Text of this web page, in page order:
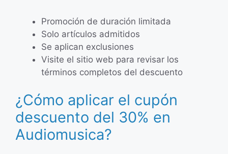
Promoción de duración limitada
Solo artículos admitidos
Se aplican exclusiones
Visite el sitio web para revisar los
términos completos del descuento
¿Cómo aplicar el cupón
descuento del 30% en
Audiomusica?